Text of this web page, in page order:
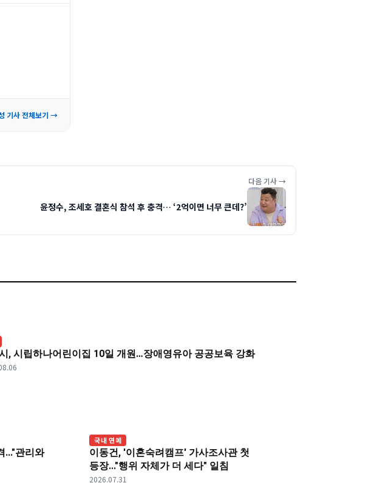
기사 전체보기 →
다음 기사 →
윤정수, 조세호 결혼식 참석 후 충격… ‘2억이면 너무 큰데?’
, 시립하나어린이집 10일 개원…장애영유아 공공보육 강화
..."관리와
국내 연예
이동건, '이혼숙려캠프' 가사조사관 첫
등장..."행위 자체가 더 세다" 일침
2026.07.31